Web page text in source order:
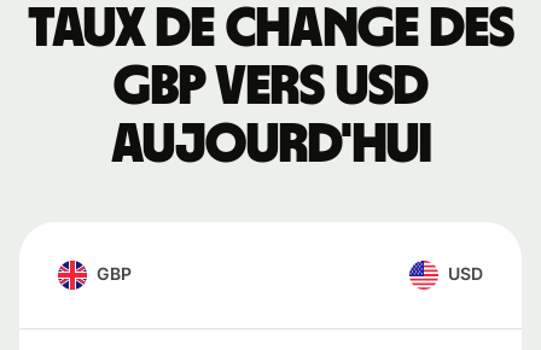
Taux de change des
GBP vers USD
aujourd'hui
GBP USD